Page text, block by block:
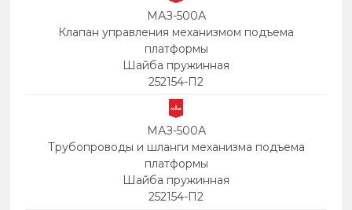
МАЗ-500А
Клапан управления механизмом подъема
платформы
Шайба пружинная
252154-П2
МАЗ-500А
Трубопроводы и шланги механизма подъема
платформы
Шайба пружинная
252154-П2